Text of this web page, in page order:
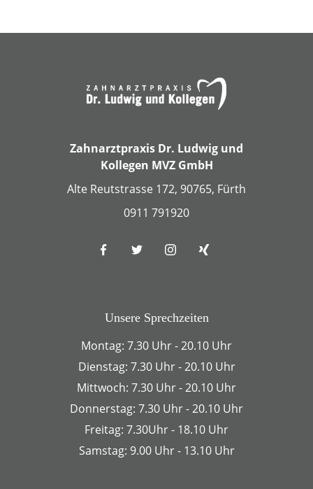
Zahnarztpraxis Dr. Ludwig und
Kollegen MVZ GmbH
Alte Reutstrasse 172, 90765, Fürth
0911 791920
Unsere Sprechzeiten
Montag: 7.30 Uhr - 20.10 Uhr
Dienstag: 7.30 Uhr - 20.10 Uhr
Mittwoch: 7.30 Uhr - 20.10 Uhr
Donnerstag: 7.30 Uhr - 20.10 Uhr
Freitag: 7.30Uhr - 18.10 Uhr
Samstag: 9.00 Uhr - 13.10 Uhr